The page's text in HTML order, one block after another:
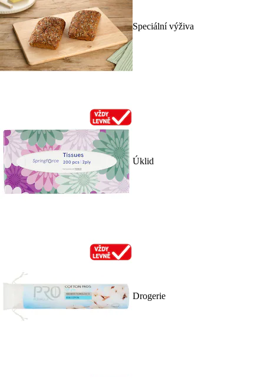
Speciální výživa
Úklid
Drogerie